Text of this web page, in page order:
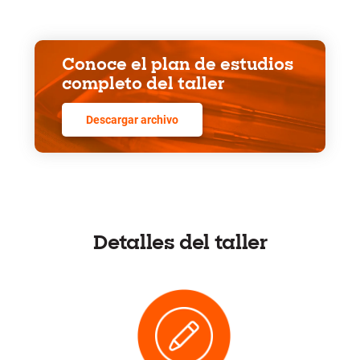
Conoce el plan de estudios
completo del taller
Descargar archivo
Detalles del taller